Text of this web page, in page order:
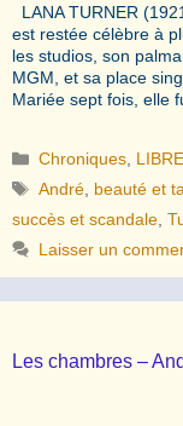
LANA TURNER
est restée célèbre à
les studios, son
MGM, et sa place
Mariée sept fois, elle
Catégories
Chroniques
Étiquettes
André beauté et
succès et scandale
Laisser un
Les chambres –